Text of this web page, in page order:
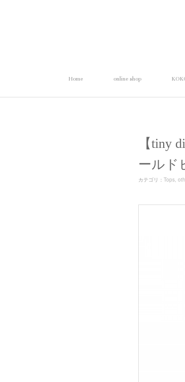
Home online shop
【tiny
ールド
カテゴリ ： Tops